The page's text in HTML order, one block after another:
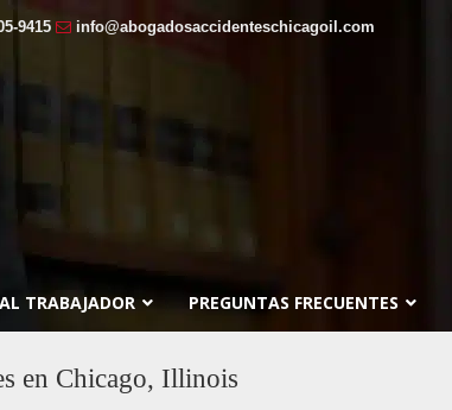
9415 info@abogadosaccidenteschicagoil.com
TRABAJADOR PREGUNTAS FRECUENTES
en Chicago, Illinois